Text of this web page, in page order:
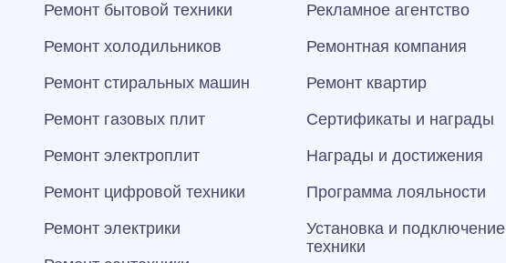
Ремонт бытовой техники
Ремонт холодильников
Ремонт стиральных машин
Ремонт газовых плит
Ремонт электроплит
Ремонт цифровой техники
Ремонт электрики
Рекламное агентство
Ремонтная компания
Ремонт квартир
Сертификаты и награды
Награды и достижения
Программа лояльности
Установка и подключение
техники